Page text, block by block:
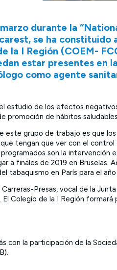
durante la
se ha
la I Región (COEM-
estar presentes en
como agente
estudio de los efectos
promoción de hábitos
este grupo de trabajo es que
tengan que ver con el control
son la intervención
a finales de 2019 en Bruselas.
tabaquismo en París para el
Presas, vocal de la
Colegio de la I Región
con la participación de la